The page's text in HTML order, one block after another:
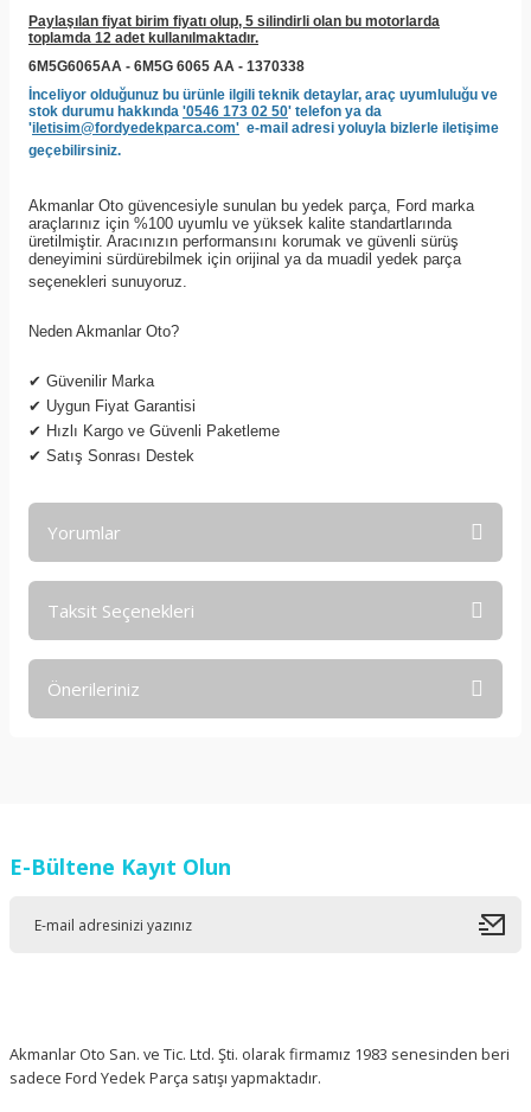
Paylaşılan fiyat birim fiyatı olup, 5 silindirli olan bu motorlarda
toplamda 12 adet kullanılmaktadır.
6M5G6065AA - 6M5G 6065 AA - 1370338
İnceliyor olduğunuz bu ürünle ilgili teknik detaylar, araç uyumluluğu ve
stok durumu hakkında '0546 173 02 50' telefon ya da
'iletisim@fordyedekparca.com' e-mail adresi yoluyla bizlerle iletişime
geçebilirsiniz.
Akmanlar Oto güvencesiyle sunulan bu yedek parça, Ford marka
araçlarınız için %100 uyumlu ve yüksek kalite standartlarında
üretilmiştir. Aracınızın performansını korumak ve güvenli sürüş
deneyimini sürdürebilmek için orijinal ya da muadil yedek parça
seçenekleri sunuyoruz.
Neden Akmanlar Oto?
✔ Güvenilir Marka
✔ Uygun Fiyat Garantisi
✔ Hızlı Kargo ve Güvenli Paketleme
✔ Satış Sonrası Destek
Yorumlar
Taksit Seçenekleri
Önerileriniz
Ürün resmi kalitesiz, bozuk veya görüntülenemiyor.
E-Bültene Kayıt Olun
Akmanlar Oto San. ve Tic. Ltd. Şti. olarak firmamız 1983 senesinden beri
sadece Ford Yedek Parça satışı yapmaktadır.